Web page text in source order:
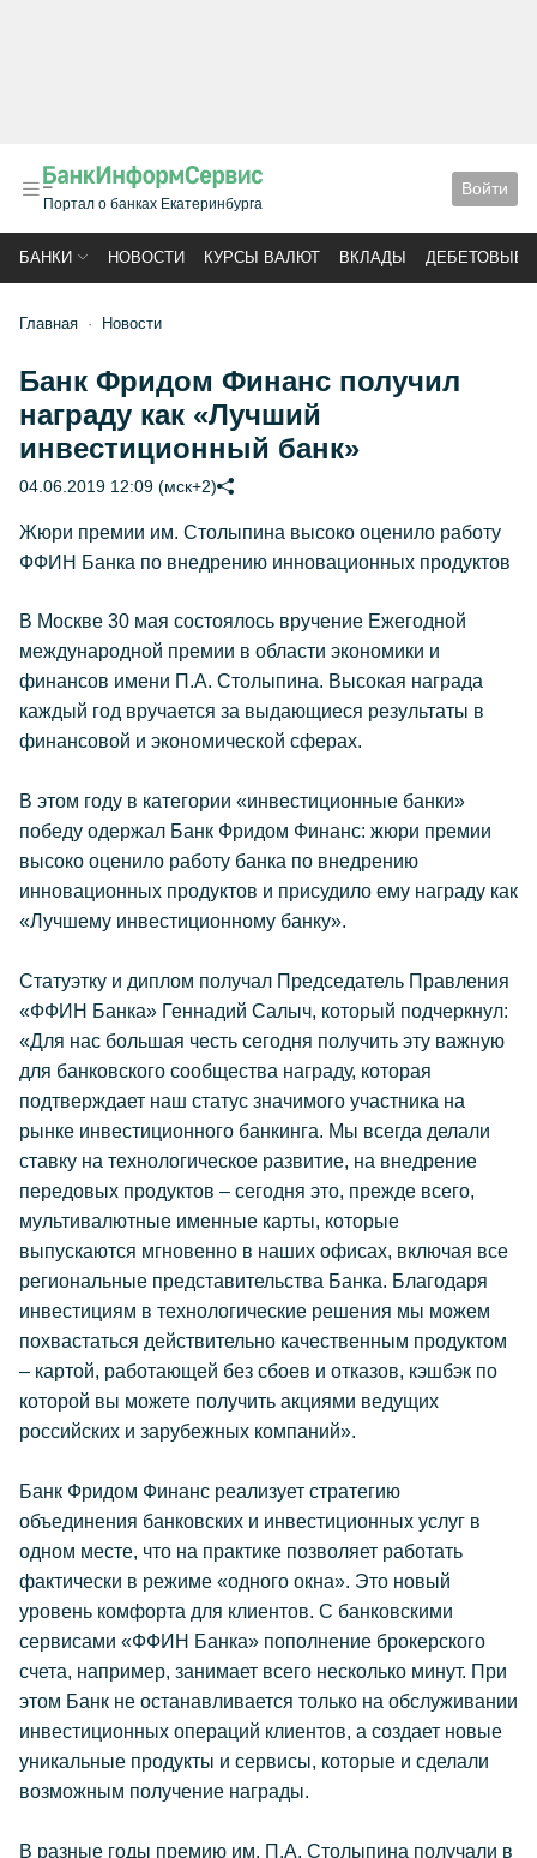
Портал о банках Екатеринбурга
Войти
БАНКИ НОВОСТИ КУРСЫ ВАЛЮТ ВКЛАДЫ ДЕБЕТОВЫЕ
Главная Новости
Банк Фридом Финанс получил
награду как «Лучший
инвестиционный банк»
04.06.2019 12:09 (мск+2)
Жюри премии им. Столыпина высоко оценило работу
ФФИН Банка по внедрению инновационных продуктов
В Москве 30 мая состоялось вручение Ежегодной
международной премии в области экономики и
финансов имени П.А. Столыпина. Высокая награда
каждый год вручается за выдающиеся результаты в
финансовой и экономической сферах.
В этом году в категории «инвестиционные банки»
победу одержал Банк Фридом Финанс: жюри премии
высоко оценило работу банка по внедрению
инновационных продуктов и присудило ему награду как
«Лучшему инвестиционному банку».
Статуэтку и диплом получал Председатель Правления
«ФФИН Банка» Геннадий Салыч, который подчеркнул:
«Для нас большая честь сегодня получить эту важную
для банковского сообщества награду, которая
подтверждает наш статус значимого участника на
рынке инвестиционного банкинга. Мы всегда делали
ставку на технологическое развитие, на внедрение
передовых продуктов – сегодня это, прежде всего,
мультивалютные именные карты, которые
выпускаются мгновенно в наших офисах, включая все
региональные представительства Банка. Благодаря
инвестициям в технологические решения мы можем
похвастаться действительно качественным продуктом
– картой, работающей без сбоев и отказов, кэшбэк по
которой вы можете получить акциями ведущих
российских и зарубежных компаний».
Банк Фридом Финанс реализует стратегию
объединения банковских и инвестиционных услуг в
одном месте, что на практике позволяет работать
фактически в режиме «одного окна». Это новый
уровень комфорта для клиентов. С банковскими
сервисами «ФФИН Банка» пополнение брокерского
счета, например, занимает всего несколько минут. При
этом Банк не останавливается только на обслуживании
инвестиционных операций клиентов, а создает новые
уникальные продукты и сервисы, которые и сделали
возможным получение награды.
В разные годы премию им. П.А. Столыпина получали в